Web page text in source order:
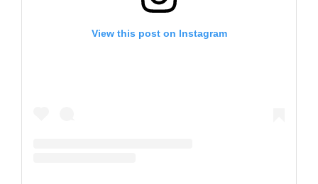
View this post on Instagram